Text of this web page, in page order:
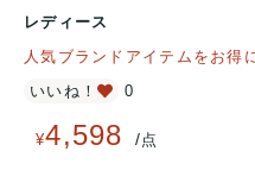
レディース
人気ブランドアイテムをお得
いいね！
0
¥4,598 /点